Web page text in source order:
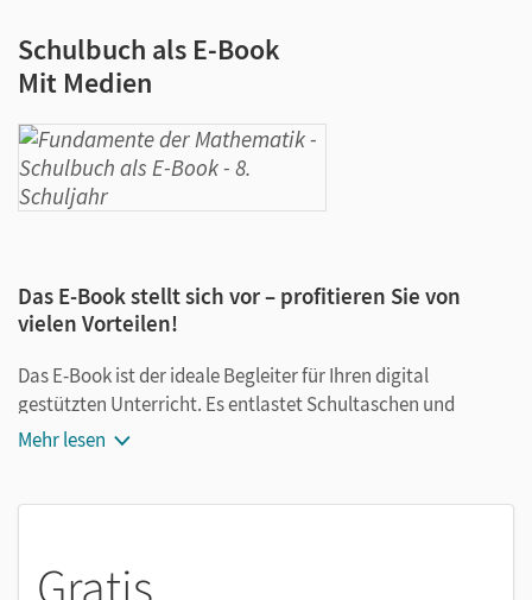
Schulbuch als E-Book
Mit Medien
Das E-Book stellt sich vor – profitieren Sie von
vielen Vorteilen!
Das E-Book ist der ideale Begleiter für Ihren digital
gestützten Unterricht. Es entlastet Schultaschen und
Rucksäcke und ist jederzeit unkompliziert verfügbar.
Markierungen setzen
Mehr lesen
Gratis